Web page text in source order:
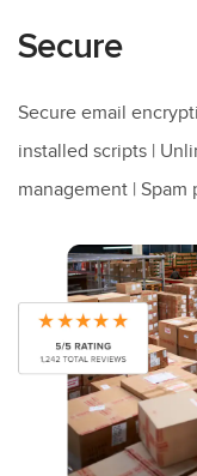
Secure
Secure email
installed scripts |
management | Spam